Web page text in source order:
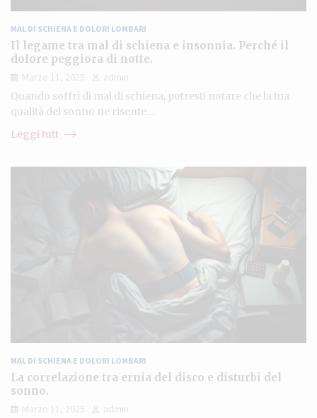
MAL DI SCHIENA E DOLORI LOMBARI
Il legame tra mal di schiena e insonnia. Perché il
dolore peggiora di notte.
Marzo 11, 2025
admin
Quando soffri di mal di schiena, potresti notare che la tua
qualità del sonno ne risente…
Leggi tutt
MAL DI SCHIENA E DOLORI LOMBARI
La correlazione tra ernia del disco e disturbi del
sonno.
Marzo 11, 2025
admin